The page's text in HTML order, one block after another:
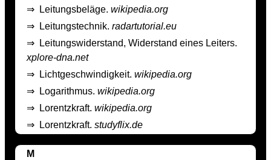
⇒
Leitungsbeläge. wikipedia.org
⇒
Leitungstechnik. radartutorial.eu
⇒
Leitungswiderstand, Widerstand eines Leiters.
xplore-dna.net
⇒
Lichtgeschwindigkeit. wikipedia.org
⇒
Logarithmus. wikipedia.org
⇒
Lorentzkraft. wikipedia.org
⇒
Lorentzkraft. studyflix.de
M